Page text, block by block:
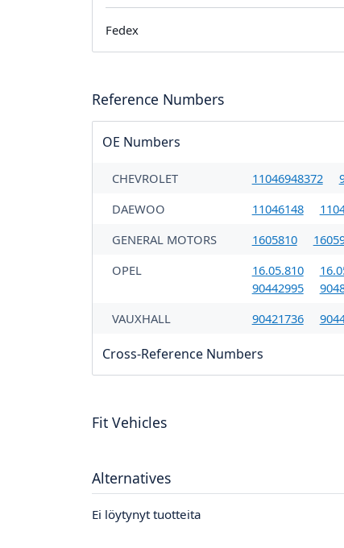
Fedex
Reference Numbers
OE Numbers
CHEVROLET 11046948372
DAEWOO
11046148
GENERAL MOTORS
1605810
OPEL
16.05.810
90442995
VAUXHALL
90421736
Cross-Reference Numbers
Fit Vehicles
Alternatives
Ei löytynyt tuotteita